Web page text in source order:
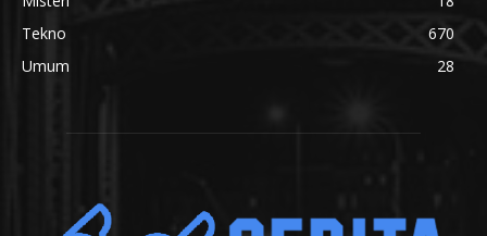
Tekno
670
Umum
28